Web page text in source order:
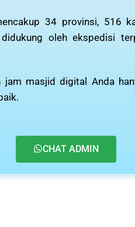
34 provinsi, 516
oleh ekspedisi
jam masjid digital Anda
CHAT ADMIN